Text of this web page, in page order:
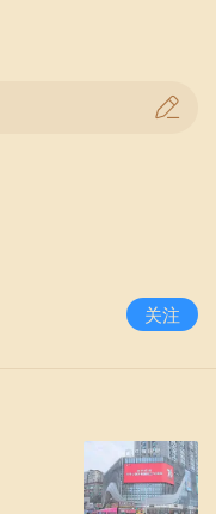
关注